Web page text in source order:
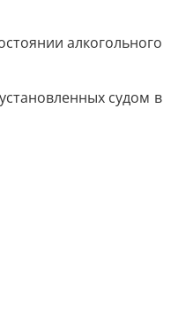
алкогольного
судом в